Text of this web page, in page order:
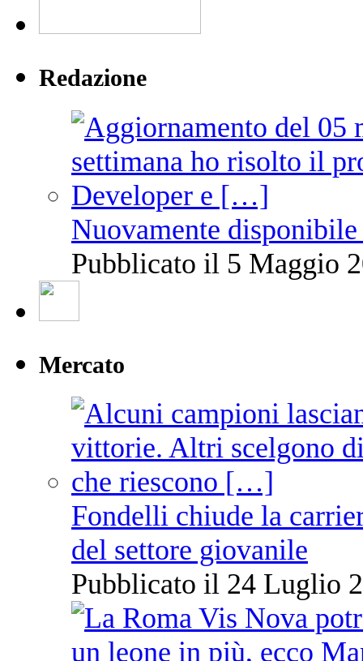
Redazione
Nuovamente
Pubblicato il 5 Maggio
Mercato
Fondelli chiude la
del settore giovanile
Pubblicato il 24 Luglio